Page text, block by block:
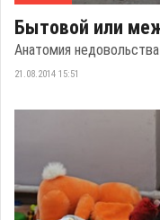
Бытовой или
Анатомия
21.08.2014 15:51